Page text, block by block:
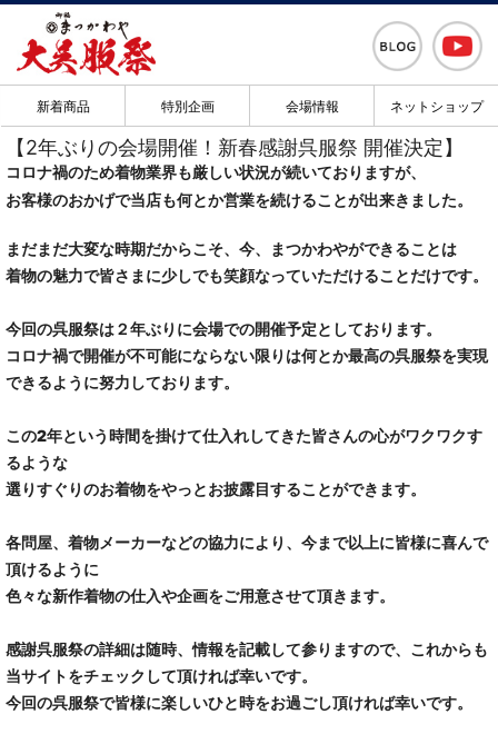
新着商品 特別企画 会場情報 ネットショップ
【2年ぶりの会場開催！新春感謝呉服祭 開催決定】
コロナ禍のため着物業界も厳しい状況が続いておりますが、
お客様のおかげで当店も何とか営業を続けることが出来きました。
まだまだ大変な時期だからこそ、今、まつかわやができることは
着物の魅力で皆さまに少しでも笑顔なっていただけることだけです。
今回の呉服祭は２年ぶりに会場での開催予定としております。
コロナ禍で開催が不可能にならない限りは何とか最高の呉服祭を実現
できるように努力しております。
この2年という時間を掛けて仕入れしてきた皆さんの心がワクワクす
るような
選りすぐりのお着物をやっとお披露目することができます。
各問屋、着物メーカーなどの協力により、今まで以上に皆様に喜んで
頂けるように
色々な新作着物の仕入や企画をご用意させて頂きます。
感謝呉服祭の詳細は随時、情報を記載して参りますので、これからも
当サイトをチェックして頂ければ幸いです。
今回の呉服祭で皆様に楽しいひと時をお過ごし頂ければ幸いです。